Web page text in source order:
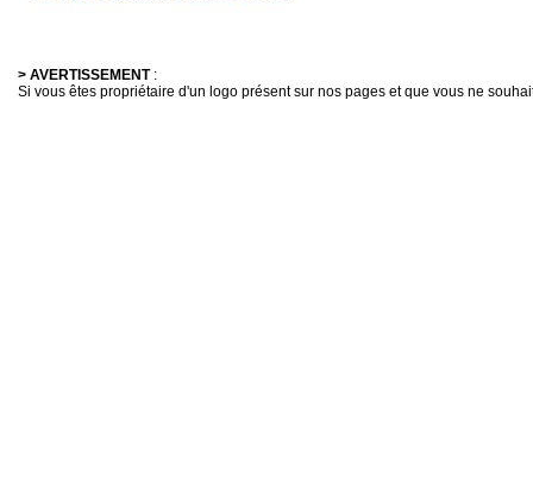
> AVERTISSEMENT:
Si vous êtes propriétaire d'un logo présent sur nos pages et que vous ne